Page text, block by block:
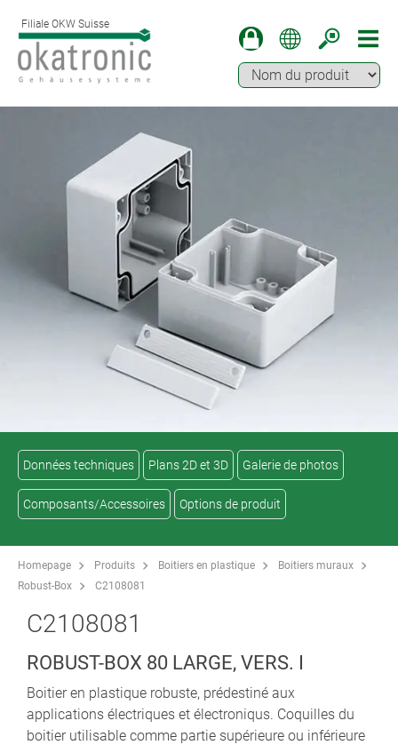
Filiale OKW Suisse
Données techniques Plans 2D et 3D Galerie de photos
Composants/Accessoires Options de produit
Homepage Produits Boitiers en plastique
Boitiers muraux
Robust-Box
C2108081
C2108081
ROBUST-BOX 80 LARGE, VERS. I
Boitier en plastique robuste, prédestiné aux
applications électriques et électroniqus. Coquilles du
boitier utilisable comme partie supérieure ou inférieure